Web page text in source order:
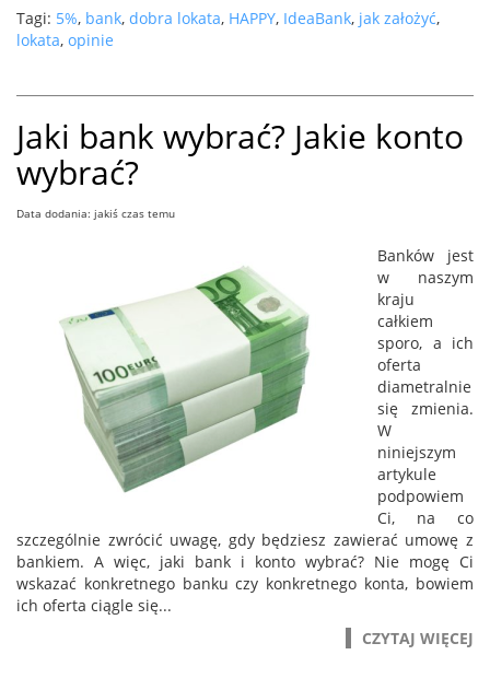
Tagi: 5%, bank, dobra lokata, HAPPY, IdeaBank, jak założyć,
lokata, opinie
Jaki bank wybrać? Jakie konto
wybrać?
Data dodania: jakiś czas temu
Banków jest
w naszym
kraju
całkiem
sporo, a ich
oferta
diametralnie
się zmienia.
W
niniejszym
artykule
podpowiem
Ci, na co
szczególnie zwrócić uwagę, gdy będziesz zawierać umowę z
bankiem. A więc, jaki bank i konto wybrać? Nie mogę Ci
wskazać konkretnego banku czy konkretnego konta, bowiem
ich oferta ciągle się...
CZYTAJ WIĘCEJ